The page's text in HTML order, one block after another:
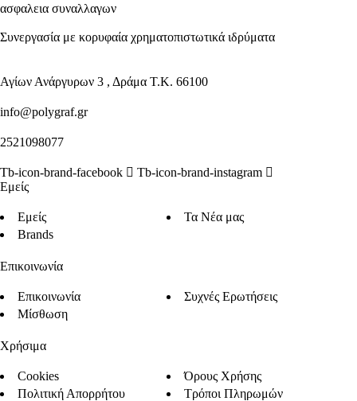
ασφαλεια συναλλαγων
Συνεργασία με κορυφαία χρηματοπιστωτικά ιδρύματα
Αγίων Ανάργυρων 3 , Δράμα Τ.Κ. 66100
info@polygraf.gr
2521098077
Tb-icon-brand-facebook
Tb-icon-brand-instagram
Εμείς
Εμείς
Τα Νέα μας
Brands
Επικοινωνία
Επικοινωνία
Συχνές Ερωτήσεις
Μίσθωση
Χρήσιμα
Cookies
Όρους Χρήσης
Πολιτική Απορρήτου
Τρόποι Πληρωμών